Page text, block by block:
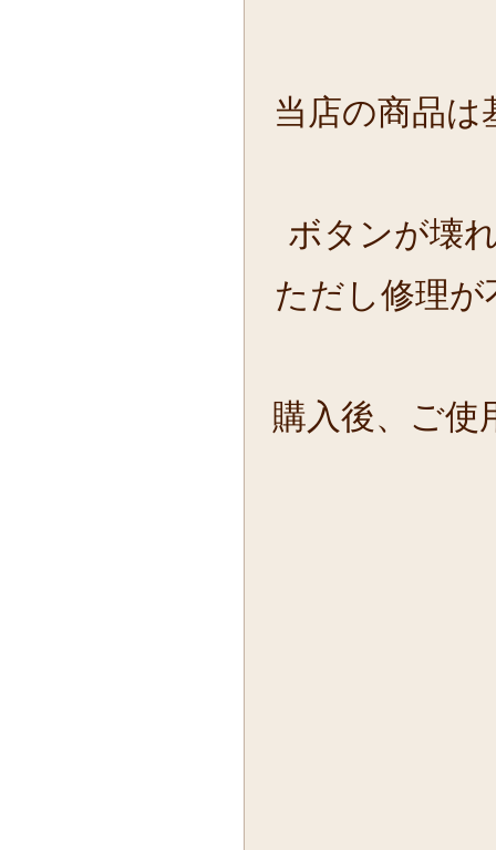
当店の商品
ボタンが壊
ただし修理
購入後、ご使